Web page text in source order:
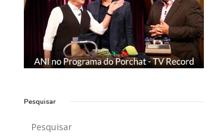
Pesquisar